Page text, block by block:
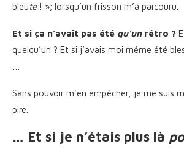
bleute! »; lorsqu’un frisson m’a parcouru.
Et si ça n’avait pas été qu’unrétro ?
quelqu’un ? Et si j’avais moi même été
Sans pouvoir m’en empêcher, je me suis
pire.
… Et si je n’étais plus là